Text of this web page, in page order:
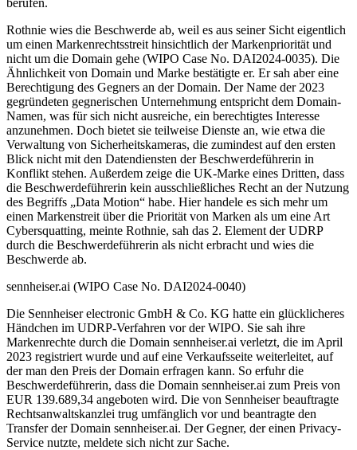
Rothnie wies die Beschwerde ab, weil es aus seiner Sicht eigentlich
um einen Markenrechtsstreit hinsichtlich der Markenpriorität und
nicht um die Domain gehe (WIPO Case No. DAI2024-0035). Die
Ähnlichkeit von Domain und Marke bestätigte er. Er sah aber eine
Berechtigung des Gegners an der Domain. Der Name der 2023
gegründeten gegnerischen Unternehmung entspricht dem Domain-
Namen, was für sich nicht ausreiche, ein berechtigtes Interesse
anzunehmen. Doch bietet sie teilweise Dienste an, wie etwa die
Verwaltung von Sicherheitskameras, die zumindest auf den ersten
Blick nicht mit den Datendiensten der Beschwerdeführerin in
Konflikt stehen. Außerdem zeige die UK-Marke eines Dritten, dass
die Beschwerdeführerin kein ausschließliches Recht an der Nutzung
des Begriffs „Data Motion“ habe. Hier handele es sich mehr um
einen Markenstreit über die Priorität von Marken als um eine Art
Cybersquatting, meinte Rothnie, sah das 2. Element der UDRP
durch die Beschwerdeführerin als nicht erbracht und wies die
Beschwerde ab.
sennheiser.ai (WIPO Case No. DAI2024-0040)
Die Sennheiser electronic GmbH & Co. KG hatte ein glücklicheres
Händchen im UDRP-Verfahren vor der WIPO. Sie sah ihre
Markenrechte durch die Domain sennheiser.ai verletzt, die im April
2023 registriert wurde und auf eine Verkaufsseite weiterleitet, auf
der man den Preis der Domain erfragen kann. So erfuhr die
Beschwerdeführerin, dass die Domain sennheiser.ai zum Preis von
EUR 139.689,34 angeboten wird. Die von Sennheiser beauftragte
Rechtsanwaltskanzlei trug umfänglich vor und beantragte den
Transfer der Domain sennheiser.ai. Der Gegner, der einen Privacy-
Service nutzte, meldete sich nicht zur Sache.